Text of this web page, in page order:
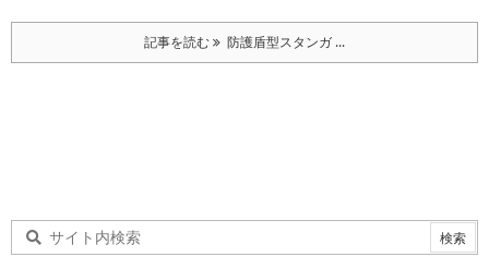
記事を読む 防護盾型スタンガ ...